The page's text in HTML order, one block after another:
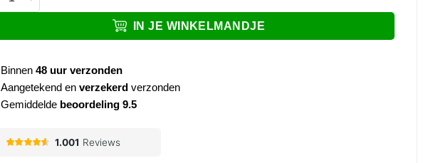
IN JE WINKELMANDJE
Binnen48 uur verzonden
Aangetekend enverzekerd verzonden
Gemiddelde beoordeling 9.5